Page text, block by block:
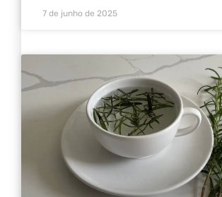
7 de junho de 2025